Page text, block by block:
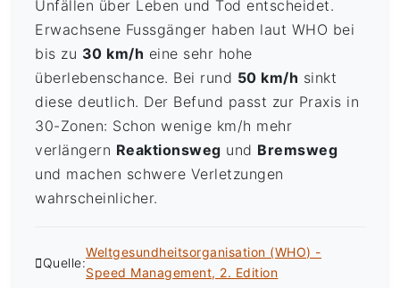
Unfällen über Leben und Tod entscheidet.
Erwachsene Fussgänger haben laut WHO bei
bis zu 30 km/h eine sehr hohe
überlebenschance. Bei rund 50 km/h sinkt
diese deutlich. Der Befund passt zur Praxis in
30-Zonen: Schon wenige km/h mehr
verlängern Reaktionsweg und Bremsweg
und machen schwere Verletzungen
wahrscheinlicher.
Quelle:
Weltgesundheitsorganisation (WHO) -
Speed Management, 2. Edition